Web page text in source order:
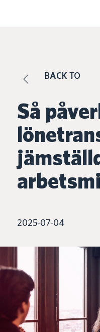
BACK TO
Så
2025-07-04